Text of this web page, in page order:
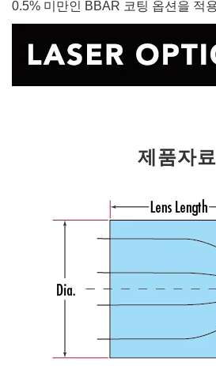
0.5% 미만인 BBAR 코팅 옵션을 적
제품자료